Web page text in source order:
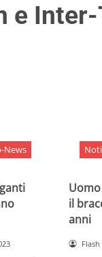
e
News
il
anni